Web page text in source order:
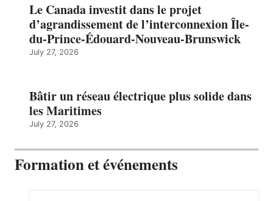
Le Canada investit dans le projet
d’agrandissement de l’interconnexion Île-
du-Prince-Édouard-Nouveau-Brunswick
July 27, 2026
Bâtir un réseau électrique plus solide dans
les Maritimes
July 27, 2026
Formation et événements